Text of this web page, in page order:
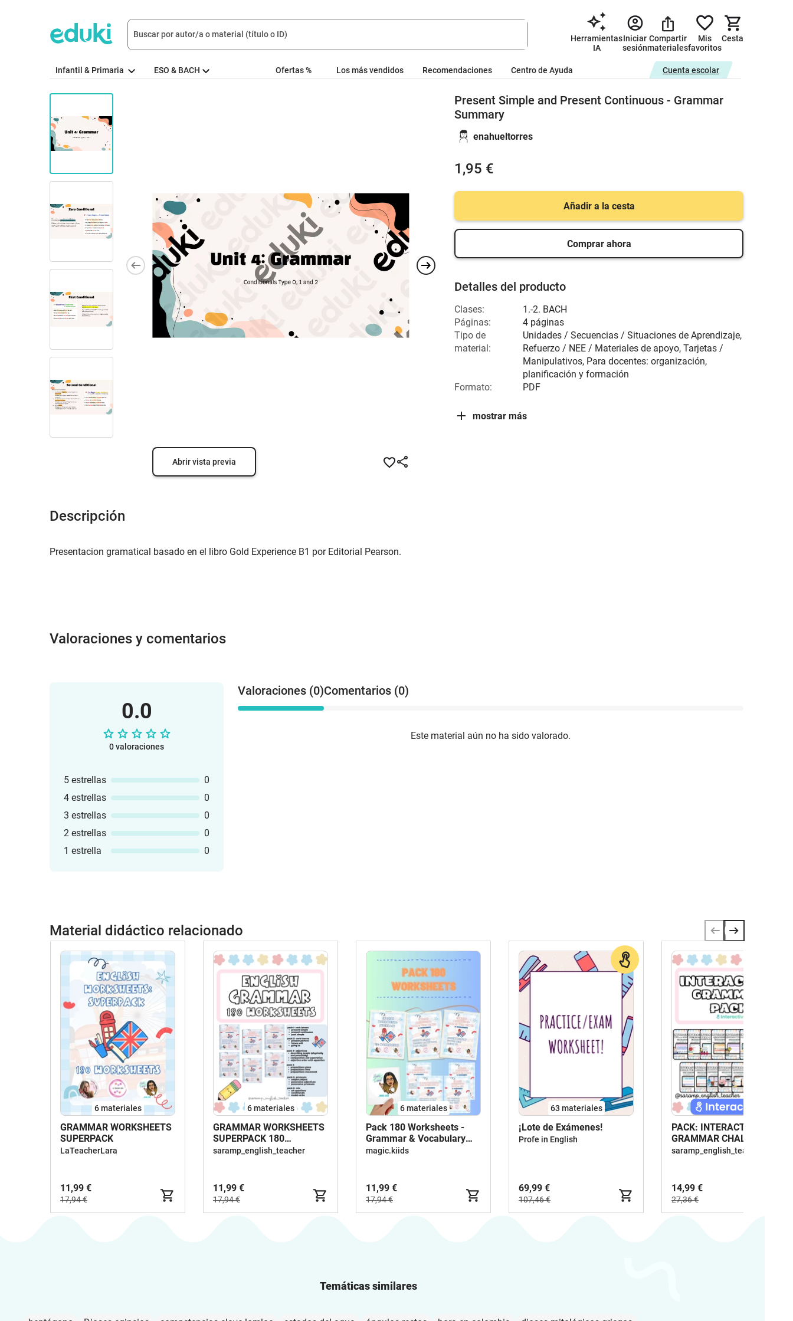
Herramientas
IA
Iniciar
sesión
Compartir
materiales
Mis
favoritos
Cesta
Infantil & Primaria ESO & BACH Ofertas % Los más vendidos Recomendaciones Centro de Ayuda Cuenta escolar
Abrir vista previa
Descripción
Presentacion gramatical basado en el libro Gold Experience B1 por Editorial Pearson.
Present Simple and Present Continuous - Grammar
Summary
enahueltorres
1,95 €
Añadir a la cesta
Comprar ahora
Detalles del producto
Clases:
1.-2. BACH
Páginas:
4 páginas
Tipo de
material:
Unidades / Secuencias / Situaciones de Aprendizaje,
Refuerzo / NEE / Materiales de apoyo, Tarjetas /
Manipulativos, Para docentes: organización,
planificación y formación
Formato:
PDF
mostrar más
Valoraciones y comentarios
0.0
0 valoraciones
5 estrellas
0
4 estrellas
0
3 estrellas
0
2 estrellas
0
1 estrella
0
Valoraciones (0)Comentarios (0)
Este material aún no ha sido valorado.
Material didáctico relacionado
6 materiales
GRAMMAR WORKSHEETS
SUPERPACK
LaTeacherLara
11,99 €
17,94 €
6 materiales
GRAMMAR WORKSHEETS
SUPERPACK 180
WORKSHEETS
saramp_english_teacher
11,99 €
17,94 €
6 materiales
Pack 180 Worksheets -
Grammar & Vocabulary
Activities
magic.kiids
11,99 €
17,94 €
63 materiales
¡Lote de Exámenes!
Profe in English
69,99 €
107,46 €
PACK: INTERACTIVE
GRAMMAR CHALLENGES
saramp_english_teacher
14,99 €
27,36 €
Temáticas similares